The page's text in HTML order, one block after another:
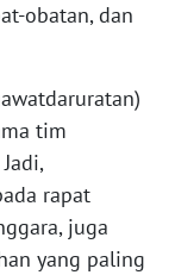
obatan, dan
tim
rapat
juga
yang paling